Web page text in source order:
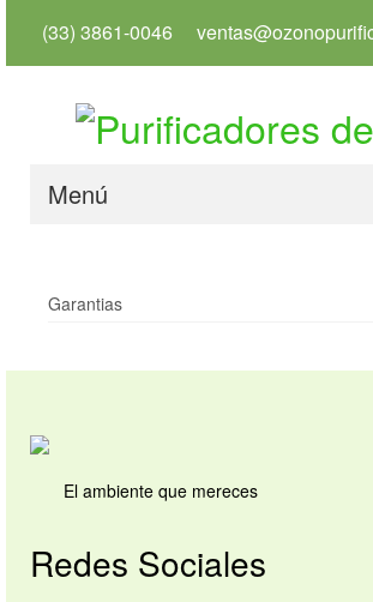
(33) 3861-0046
Menú
Info
Tienda
Tips de Ozono
Garantias
El ambiente que mereces
Redes Sociales